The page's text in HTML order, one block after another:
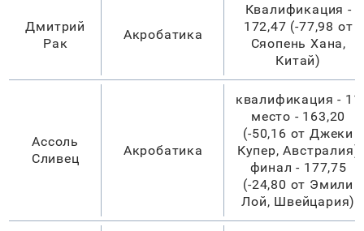
Дмитрий
Рак
Акробатика
Квалификация -
172,47 (-77,98 от
Сяопень Хана,
Китай)
Ассоль
Сливец
Акробатика
квалификация - 11
место - 163,20
(-50,16 от Джеки
Купер, Австралия)
финал - 177,75
(-24,80 от Эмили
Лой, Швейцария)